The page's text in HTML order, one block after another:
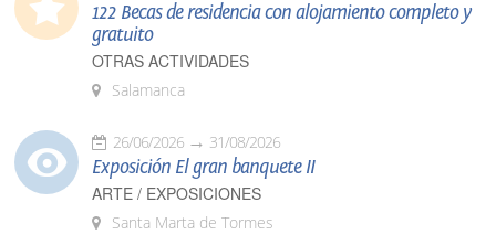
122 Becas de residencia con alojamiento completo y
gratuito
OTRAS ACTIVIDADES
Salamanca
26/06/2026 31/08/2026
Exposición El gran banquete II
ARTE / EXPOSICIONES
Santa Marta de Tormes